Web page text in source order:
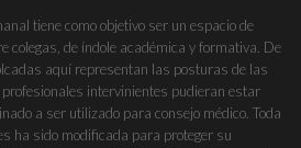
tiene como objetivo ser un espacio de
colegas, de índole académica y formativa. De
aquí representan las posturas de las
intervinientes pudieran estar
a ser utilizado para consejo médico. Toda
ha sido modificada para proteger su